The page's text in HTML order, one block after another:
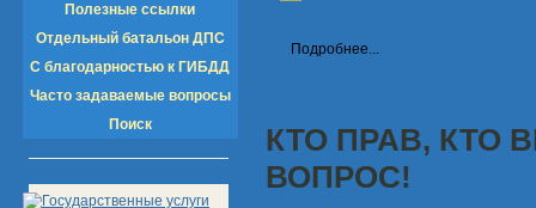
Полезные ссылки
Отдельный батальон ДПС
С благодарностью к ГИБДД
Часто задаваемые вопросы
Поиск
Подробнее...
КТО ПРАВ, КТО
ВОПРОС!